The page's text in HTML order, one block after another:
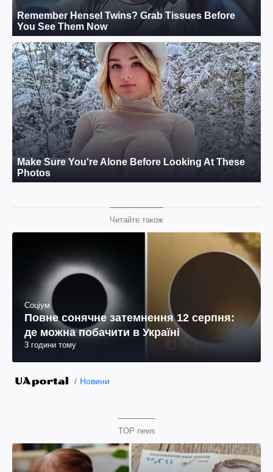
Читайте також
Соціум
Повне сонячне затемнення 12 серпня:
де можна побачити в Україні
3 години тому
Новини
TOP news